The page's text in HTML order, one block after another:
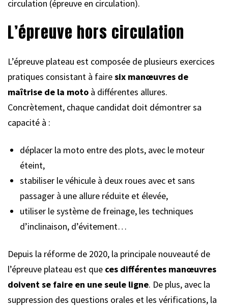
circulation (épreuve en circulation).
L’épreuve hors circulation
L’épreuve plateau est composée de plusieurs exercices
pratiques consistant à fairesix manœuvres de
maîtrise de la moto à différentes allures.
Concrètement, chaque candidat doit démontrer sa
capacité à :
déplacer la moto entre des plots, avec le moteur
éteint,
stabiliser le véhicule à deux roues avec et sans
passager à une allure réduite et élevée,
utiliser le système de freinage, les techniques
d’inclinaison, d’évitement…
Depuis la réforme de 2020, la principale nouveauté de
l’épreuve plateau est que ces différentes manœuvres
doivent se faire en une seule ligne. De plus, avec la
suppression des questions orales et les vérifications, la